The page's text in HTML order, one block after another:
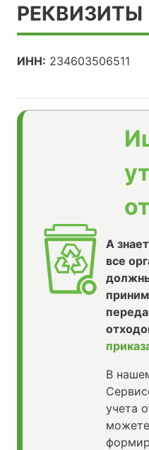
РЕКВИЗИТЫ
ИНН: 234603506511
А
все
В
учета